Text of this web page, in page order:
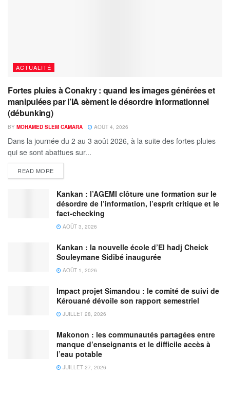
ACTUALITÉ
Fortes pluies à Conakry : quand les images générées et
manipulées par l’IA sèment le désordre informationnel
(débunking)
BY MOHAMED SLEM CAMARA AOÛT 4, 2026
Dans la journée du 2 au 3 août 2026, à la suite des fortes pluies
qui se sont abattues sur...
READ MORE
Kankan : l’AGEMI clôture une formation sur le
désordre de l’information, l’esprit critique et le
fact-checking
AOÛT 3, 2026
Kankan : la nouvelle école d’El hadj Cheick
Souleymane Sidibé inaugurée
AOÛT 1, 2026
Impact projet Simandou : le comité de suivi de
Kérouané dévoile son rapport semestriel
JUILLET 28, 2026
Makonon : les communautés partagées entre
manque d’enseignants et le difficile accès à
l’eau potable
JUILLET 27, 2026